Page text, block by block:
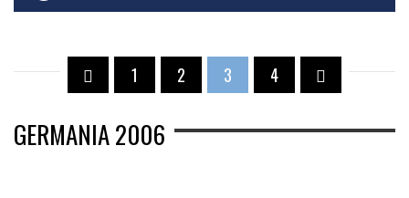
1 2 3 4
GERMANIA 2006